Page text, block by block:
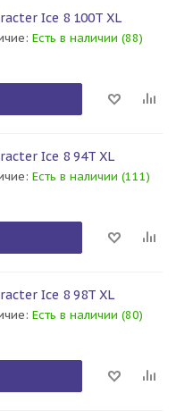
Ice 8 100T XL
Есть в наличии (88)
Ice 8 94T XL
Есть в наличии (111)
Ice 8 98T XL
Есть в наличии (80)